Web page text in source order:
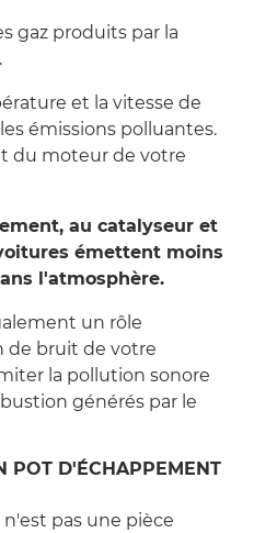
gaz produits par la
et la vitesse de
émissions polluantes.
du moteur de votre
au catalyseur et
émettent moins
l'atmosphère.
un rôle
de bruit de votre
la pollution sonore
générés par le
POT D'ÉCHAPPEMENT
pas une pièce